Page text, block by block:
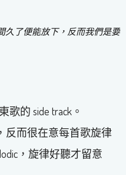
久了便能放下，反而我們是要
的 side track。
反而很在意每首歌旋律
，旋律好聽才留意